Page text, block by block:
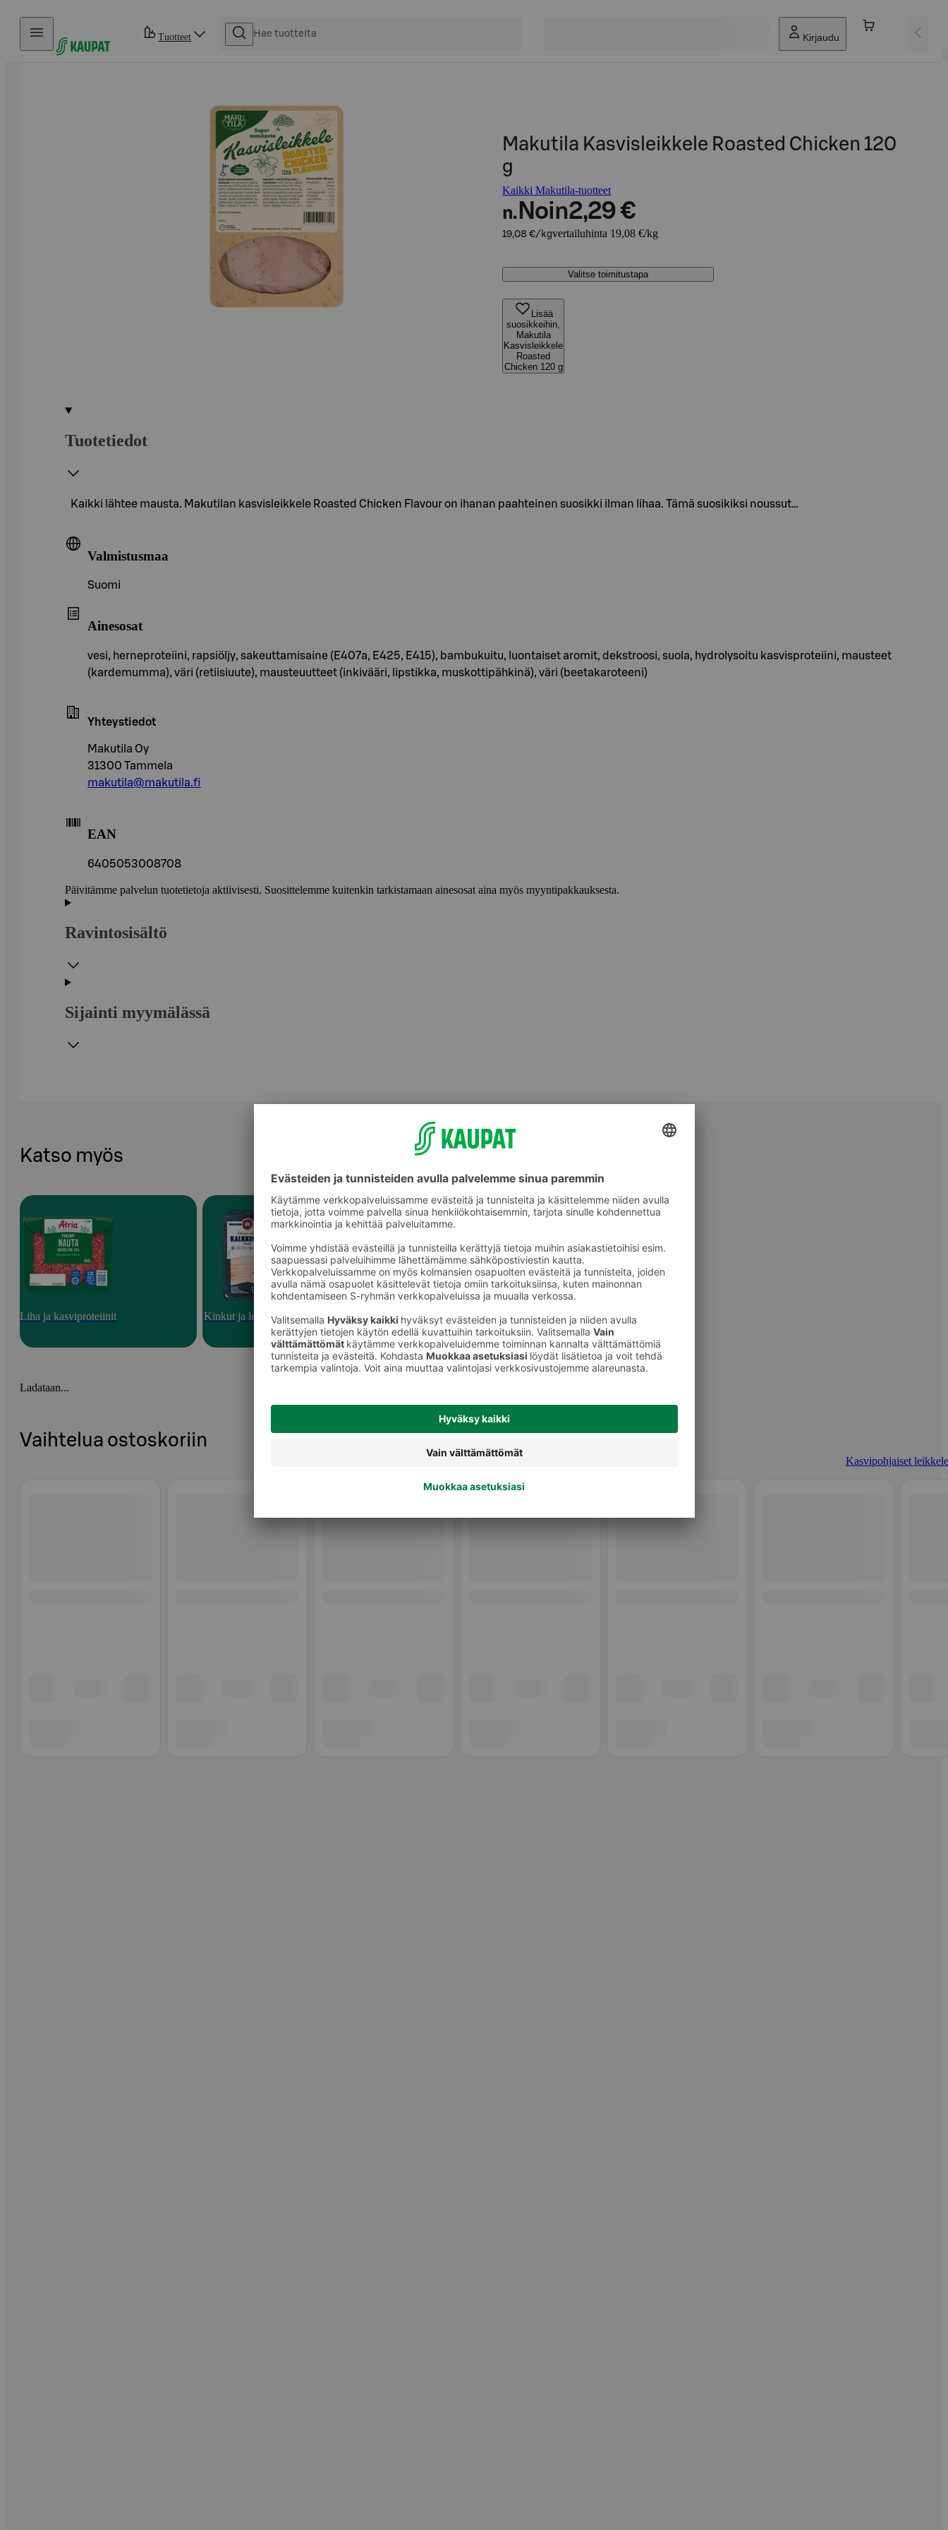
Hyppää sisältöön
Tuotteet Kirjaudu
Makutila Kasvisleikkele Roasted Chicken 120
g
Kaikki Makutila-tuotteet
n. Noin2,29 €
19,08 €/kgvertailuhinta 19,08 €/kg
Valitse toimitustapa
Lisää
suosikkeihin,
Makutila
Kasvisleikkele
Roasted
Chicken 120 g
Tuotetiedot
Kaikki lähtee mausta. Makutilan kasvisleikkele Roasted Chicken Flavour on ihanan paahteinen suosikki ilman lihaa. Tämä suosikiksi noussut…
Valmistusmaa
Suomi
Ainesosat
vesi, herneproteiini, rapsiöljy, sakeuttamisaine (E407a, E425, E415), bambukuitu, luontaiset aromit, dekstroosi, suola, hydrolysoitu kasvisproteiini, mausteet
(kardemumma), väri (retiisiuute), mausteuutteet (inkivääri, lipstikka, muskottipähkinä), väri (beetakaroteeni)
Yhteystiedot
Makutila Oy
31300 Tammela
makutila@makutila.fi
EAN
6405053008708
Päivitämme palvelun tuotetietoja aktiivisesti. Suosittelemme kuitenkin tarkistamaan ainesosat aina myös myyntipakkauksesta.
Ravintosisältö
Sijainti myymälässä
Katso myös
Liha ja kasviproteiinit Kinkut ja leikkeleet Kasvipohjaiset leikkeleet
Ladataan...
Vaihtelua ostoskoriin
Kasvipohjaiset